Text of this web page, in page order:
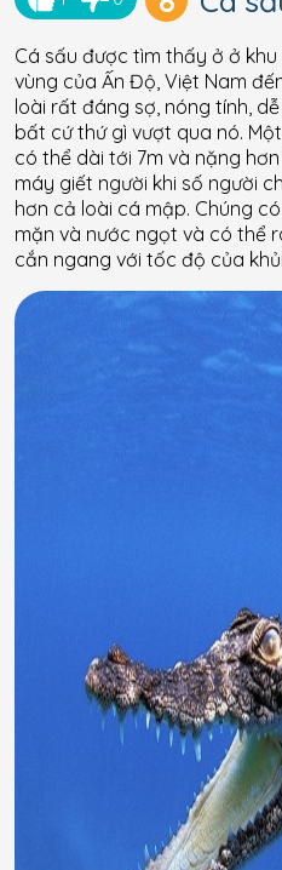
Cá sấu được tìm thấy ở ở
vùng của Ấn Độ, Việt Nam
loài rất đáng sợ, nóng tính,
bất cứ thứ gì vượt qua nó.
có thể dài tới 7m và nặng
máy giết người khi số người
hơn cả loài cá mập. Chúng
mặn và nước ngọt và có thể
cắn ngang với tốc độ của